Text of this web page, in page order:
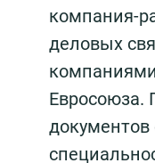
компания-
деловых
Евросоюза.